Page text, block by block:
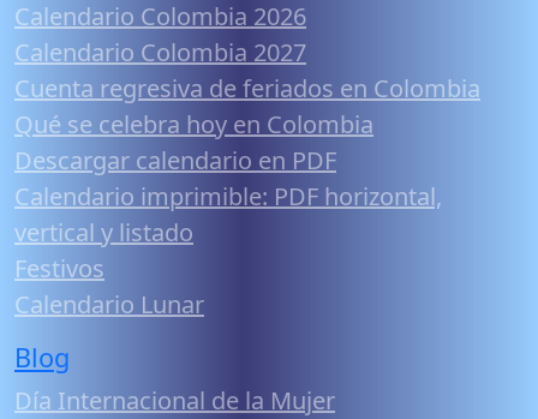
Calendario Colombia 2026
Calendario Colombia 2027
Cuenta regresiva de feriados en Colombia
Qué se celebra hoy en Colombia
Descargar calendario en PDF
Calendario imprimible: PDF horizontal,
vertical y listado
Festivos
Calendario Lunar
Blog
Día Internacional de la Mujer